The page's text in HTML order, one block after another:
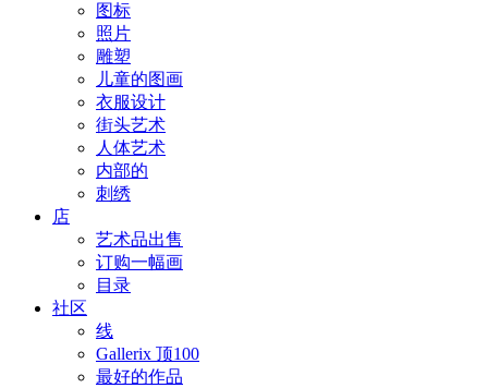
图标
照片
雕塑
儿童的图画
衣服设计
街头艺术
人体艺术
内部的
刺绣
店
艺术品出售
订购一幅画
目录
社区
线
Gallerix 顶100
最好的作品